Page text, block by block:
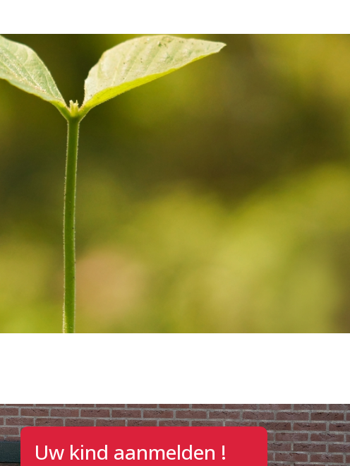
Uw kind aanmelden !